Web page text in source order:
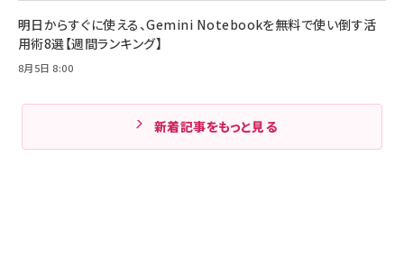
明日からすぐに使える、Gemini Notebookを無料で使い倒す活
用術8選【週間ランキング】
8月5日 8:00
新着記事をもっと見る